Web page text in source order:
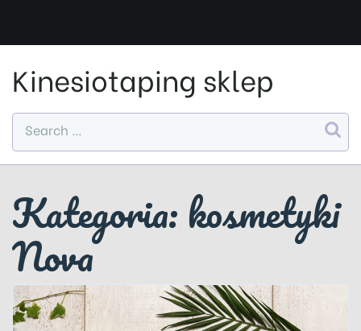
content
Kinesiotaping sklep
Kategoria:kosmetyki
Nova